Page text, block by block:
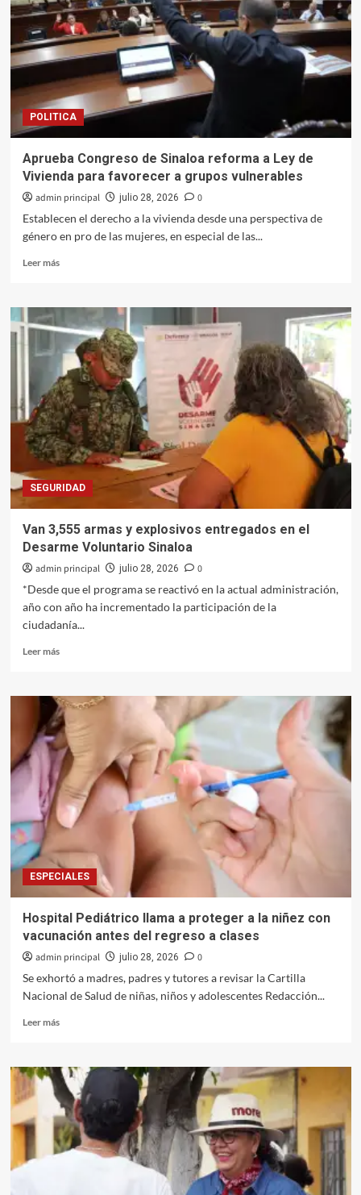
en
edad
escolar
padece
temprana
infantil:
Especialista
UAS
POLITICA
Aprueba Congreso de Sinaloa reforma a Ley de
Vivienda para favorecer a grupos vulnerables
admin principal julio 28, 2026
0
Establecen el derecho a la vivienda desde una perspectiva de
género en pro de las mujeres, en especial de las...
Leer másLeer
Aprueba
Congreso
de
Sinaloa
reforma
a
Ley
de
Vivienda
para
favorecer
grupos
SEGURIDAD
Van 3,555 armas y explosivos entregados en el
Desarme Voluntario Sinaloa
admin principal julio 28, 2026
0
*Desde que el programa se reactivó en la actual administración,
año con año ha incrementado la participación de la
ciudadanía...
Leer másLeer
Van
3,555
armas
explosivos
entregados
en
el
Desarme
Voluntario
Sinaloa
ESPECIALES
Hospital Pediátrico llama a proteger a la niñez con
vacunación antes del regreso a clases
admin principal julio 28, 2026
0
Se exhortó a madres, padres y tutores a revisar la Cartilla
Nacional de Salud de niñas, niños y adolescentes Redacción...
Leer másLeer
Hospital
Pediátrico
llama
a
proteger
a
la